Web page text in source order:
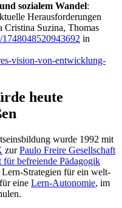
sozialem Wandel:
Herausforderungen
Suzina, Thomas
in
vision-von-entwicklung-
heute
wurde 1992 mit
zurPaulo Freire Gesellschaft
für befreiende Pädagogik
Strategien für ein welt-
eine Lern-Autonomie, im